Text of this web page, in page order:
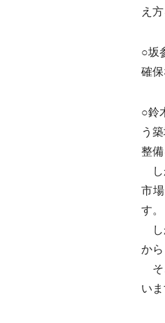
え
○坂
確
○鈴
う
整備
し
市
す
し
か
そ
いま